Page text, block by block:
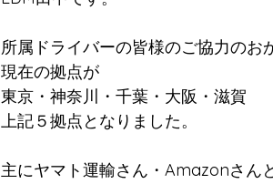
所属ドライバーの皆様のご協力のお
現在の拠点が
東京・神奈川・千葉・大阪・滋賀
上記５拠点となりました。
主にヤマト運輸さん・Amazonさん